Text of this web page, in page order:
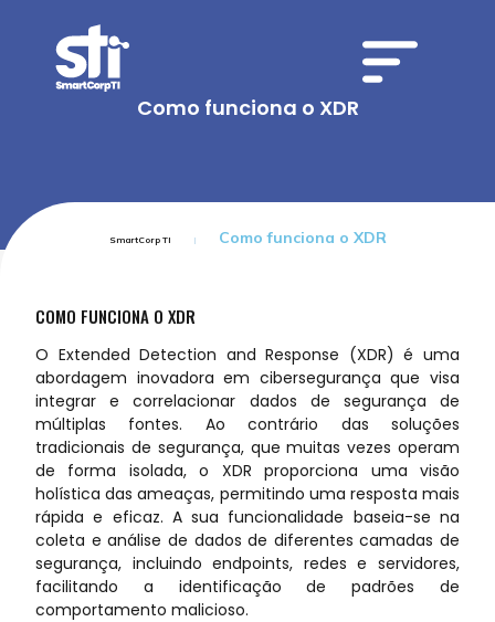
Como funciona o XDR
SmartCorp TI Como funciona o XDR
COMO FUNCIONA O XDR
O Extended Detection and Response (XDR) é uma
abordagem inovadora em cibersegurança que visa
integrar e correlacionar dados de segurança de
múltiplas fontes. Ao contrário das soluções
tradicionais de segurança, que muitas vezes operam
de forma isolada, o XDR proporciona uma visão
holística das ameaças, permitindo uma resposta mais
rápida e eficaz. A sua funcionalidade baseia-se na
coleta e análise de dados de diferentes camadas de
segurança, incluindo endpoints, redes e servidores,
facilitando a identificação de padrões de
comportamento malicioso.